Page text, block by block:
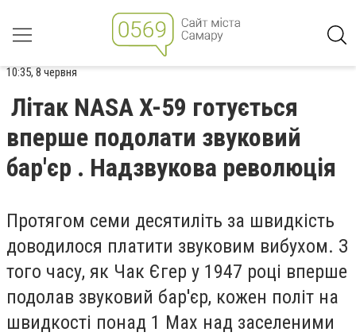
10:35, 8 червня
Літак NASA X-59 готується
вперше подолати звуковий
бар'єр . Надзвукова революція
Протягом семи десятиліть за швидкість
доводилося платити звуковим вибухом. З
того часу, як Чак Єгер у 1947 році вперше
подолав звуковий бар'єр, кожен політ на
швидкості понад 1 Мах над заселеними